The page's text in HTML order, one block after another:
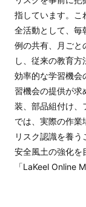
指しています。こ
全活動として、毎
例の共有、月ごと
し、従来の教育
効率的な学習機会
習機会の提供が求
装、部品組付け、
では、実際の作業
リスク認識を養
安全風土の強化を
「LaKeel Online